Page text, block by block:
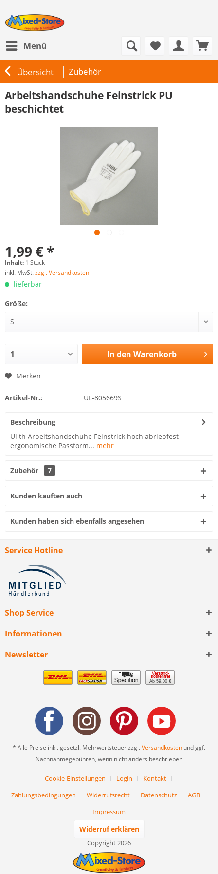
Menü
Übersicht Zubehör
Arbeitshandschuhe Feinstrick PU
beschichtet
1,99 € *
Inhalt: 1 Stück
inkl. MwSt.zzgl. Versandkosten
lieferbar
Größe:
In den Warenkorb
Merken
Artikel-Nr.: UL-805669S
Beschreibung
Ulith Arbeitshandschuhe Feinstrick hoch abriebfest
ergonomische Passform... mehr
Zubehör 7
Kunden kauften auch
Kunden haben sich ebenfalls angesehen
Service Hotline
Shop Service
Informationen
Newsletter
Ab 59,00 €
* Alle Preise inkl. gesetzl. Mehrwertsteuer zzgl.Versandkosten und ggf.
Nachnahmegebühren, wenn nicht anders beschrieben
Cookie-Einstellungen Login
Kontakt
Zahlungsbedingungen
Widerrufsrecht Datenschutz
AGB
Impressum
Widerruf erklären
Copyright 2026